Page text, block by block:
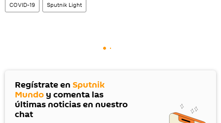
COVID-19 Sputnik Light
Regístrate en Sputnik
Mundo y comenta las
últimas noticias en nuestro
chat